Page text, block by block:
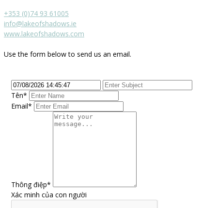
+353 (0)74 93 61005
info@lakeofshadows.ie
www.lakeofshadows.com
Use the form below to send us an email.
Tên*
Email*
Thông điệp*
Xác minh của con người